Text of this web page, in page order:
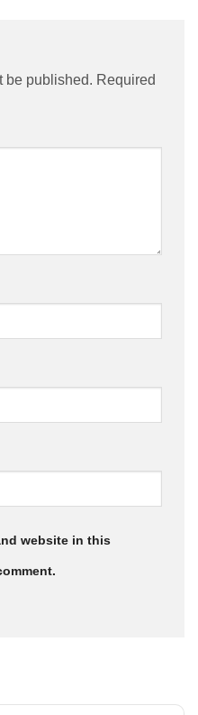
be published. Required
website in this